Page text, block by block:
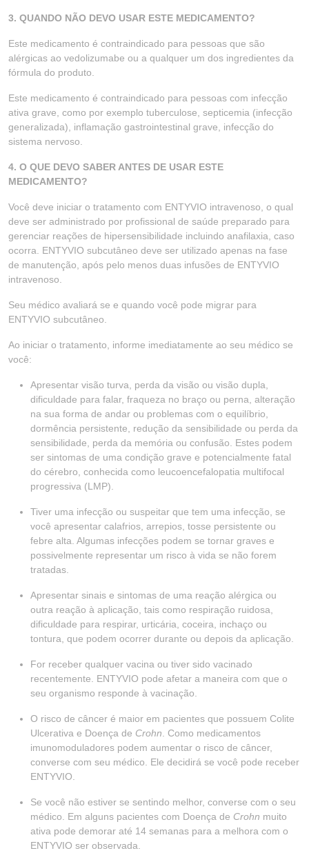
3. QUANDO NÃO DEVO USAR ESTE MEDICAMENTO?
Este medicamento é contraindicado para pessoas que são
alérgicas ao vedolizumabe ou a qualquer um dos ingredientes da
fórmula do produto.
Este medicamento é contraindicado para pessoas com infecção
ativa grave, como por exemplo tuberculose, septicemia (infecção
generalizada), inflamação gastrointestinal grave, infecção do
sistema nervoso.
4. O QUE DEVO SABER ANTES DE USAR ESTE
MEDICAMENTO?
Você deve iniciar o tratamento com ENTYVIO intravenoso, o qual
deve ser administrado por profissional de saúde preparado para
gerenciar reações de hipersensibilidade incluindo anafilaxia, caso
ocorra. ENTYVIO subcutâneo deve ser utilizado apenas na fase
de manutenção, após pelo menos duas infusões de ENTYVIO
intravenoso.
Seu médico avaliará se e quando você pode migrar para
ENTYVIO subcutâneo.
Ao iniciar o tratamento, informe imediatamente ao seu médico se
você:
Apresentar visão turva, perda da visão ou visão dupla,
dificuldade para falar, fraqueza no braço ou perna, alteração
na sua forma de andar ou problemas com o equilíbrio,
dormência persistente, redução da sensibilidade ou perda da
sensibilidade, perda da memória ou confusão. Estes podem
ser sintomas de uma condição grave e potencialmente fatal
do cérebro, conhecida como leucoencefalopatia multifocal
progressiva (LMP).
Tiver uma infecção ou suspeitar que tem uma infecção, se
você apresentar calafrios, arrepios, tosse persistente ou
febre alta. Algumas infecções podem se tornar graves e
possivelmente representar um risco à vida se não forem
tratadas.
Apresentar sinais e sintomas de uma reação alérgica ou
outra reação à aplicação, tais como respiração ruidosa,
dificuldade para respirar, urticária, coceira, inchaço ou
tontura, que podem ocorrer durante ou depois da aplicação.
For receber qualquer vacina ou tiver sido vacinado
recentemente. ENTYVIO pode afetar a maneira com que o
seu organismo responde à vacinação.
O risco de câncer é maior em pacientes que possuem Colite
Ulcerativa e Doença de Crohn . Como medicamentos
imunomoduladores podem aumentar o risco de câncer,
converse com seu médico. Ele decidirá se você pode receber
ENTYVIO.
Se você não estiver se sentindo melhor, converse com o seu
médico. Em alguns pacientes com Doença de Crohn muito
ativa pode demorar até 14 semanas para a melhora com o
ENTYVIO ser observada.